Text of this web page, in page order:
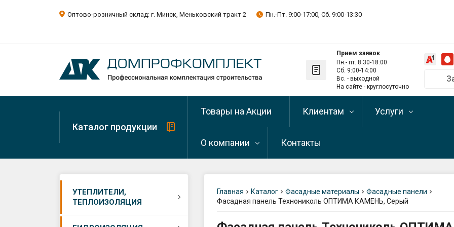
Оптово-розничный склад: г. Минск, Меньковский тракт 2 Пн.-Пт. 9:00-17:00, Сб. 9:00-13:30
Прием заявок
Пн.- пт. 8:30-18:00
Сб. 9:00-14:00
Вс. - выходной
На сайте - круглосуточноПозвонить
+375 29
+375 29
г. Минск,
Каталог продукции
Товары на Акции Клиентам
Оптовым клиентам
Условия возврата
Написать директору
Услуги
Разгрузка
стройматериалов
О компании
О компании
Реквизиты
Контакты
УТЕПЛИТЕЛИ,
ТЕПЛОИЗОЛЯЦИЯ
Минеральная (каменная)
Минеральное
Главная Каталог Фасадные материалы
Фасадные панели
Фасадная панель Технониколь ОПТИМА КАМЕНЬ, Серый